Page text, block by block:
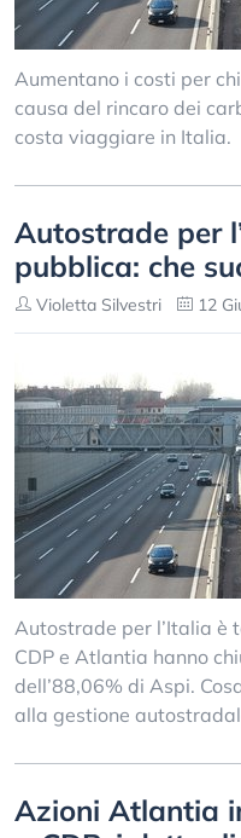
Aumentano i costi per
causa del rincaro dei
costa viaggiare in Italia.
Autostrade per
pubblica: che
Violetta Silvestri 12
Autostrade per l’Italia è
CDP e Atlantia hanno
dell’88,06% di Aspi.
alla gestione
Azioni Atlantia